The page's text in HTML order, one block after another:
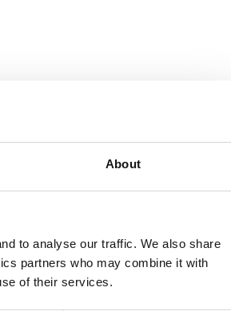
About
to analyse our traffic. We also share
partners who may combine it with
of their services.